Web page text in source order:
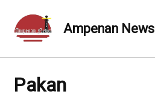
content
Ampenan News
Pakan